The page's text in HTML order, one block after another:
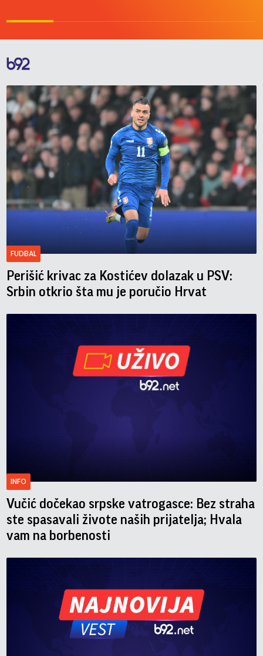
FUDBAL
Perišić krivac za Kostićev dolazak u PSV:
Srbin otkrio šta mu je poručio Hrvat
INFO
Vučić dočekao srpske vatrogasce: Bez straha
ste spasavali živote naših prijatelja; Hvala
vam na borbenosti